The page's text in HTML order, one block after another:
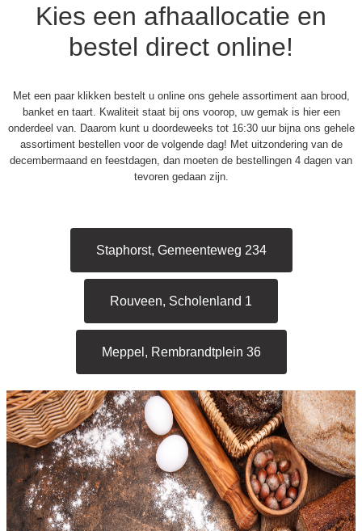
Kies een afhaallocatie en
bestel direct online!
Met een paar klikken bestelt u online ons gehele assortiment aan brood,
banket en taart. Kwaliteit staat bij ons voorop, uw gemak is hier een
onderdeel van. Daarom kunt u doordeweeks tot 16:30 uur bijna ons gehele
assortiment bestellen voor de volgende dag! Met uitzondering van de
decembermaand en feestdagen, dan moeten de bestellingen 4 dagen van
tevoren gedaan zijn.
Staphorst, Gemeenteweg 234
Rouveen, Scholenland 1
Meppel, Rembrandtplein 36